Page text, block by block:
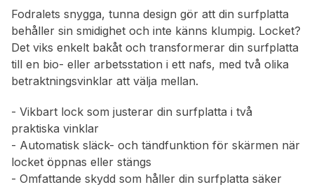
Fodralets snygga, tunna design gör att din surfplatta
behåller sin smidighet och inte känns klumpig. Locket?
Det viks enkelt bakåt och transformerar din surfplatta
till en bio- eller arbetsstation i ett nafs, med två olika
betraktningsvinklar att välja mellan.
- Vikbart lock som justerar din surfplatta i två
praktiska vinklar
- Automatisk släck- och tändfunktion för skärmen när
locket öppnas eller stängs
- Omfattande skydd som håller din surfplatta säker